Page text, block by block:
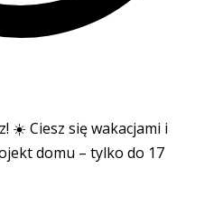
☀️ Ciesz się wakacjami i
domu – tylko do 17